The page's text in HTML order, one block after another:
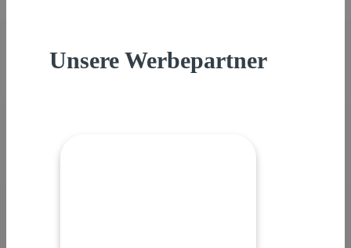
Unsere Werbepartner